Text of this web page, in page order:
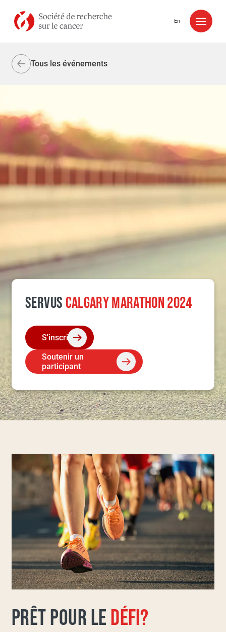
En
Tous les événements
SERVUS CALGARY MARATHON 2024
S'inscrire
Soutenir un
participant
PRÊT POUR LEDÉFI?